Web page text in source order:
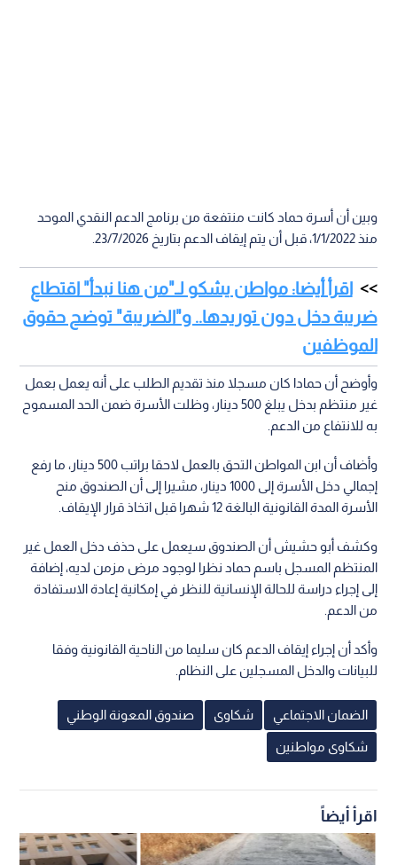
وبين أن أسرة حماد كانت منتفعة من برنامج الدعم النقدي الموحد
منذ 1/1/2022، قبل أن يتم إيقاف الدعم بتاريخ 23/7/2026.
اقرأ أيضا: مواطن يشكو لـ"من هنا نبدأ" اقتطاع
ضريبة دخل دون توريدها.. و"الضريبة" توضح حقوق
الموظفين
وأوضح أن حمادا كان مسجلا منذ تقديم الطلب على أنه يعمل بعمل
غير منتظم بدخل يبلغ 500 دينار، وظلت الأسرة ضمن الحد المسموح
به للانتفاع من الدعم.
وأضاف أن ابن المواطن التحق بالعمل لاحقا براتب 500 دينار، ما رفع
إجمالي دخل الأسرة إلى 1000 دينار، مشيرا إلى أن الصندوق منح
الأسرة المدة القانونية البالغة 12 شهرا قبل اتخاذ قرار الإيقاف.
وكشف أبو حشيش أن الصندوق سيعمل على حذف دخل العمل غير
المنتظم المسجل باسم حماد نظرا لوجود مرض مزمن لديه، إضافة
إلى إجراء دراسة للحالة الإنسانية للنظر في إمكانية إعادة الاستفادة
من الدعم.
وأكد أن إجراء إيقاف الدعم كان سليما من الناحية القانونية وفقا
للبيانات والدخل المسجلين على النظام.
الضمان الاجتماعي شكاوى صندوق المعونة الوطني
شكاوى مواطنين
اقرأ أيضاً